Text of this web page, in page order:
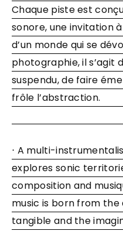
Chaque piste est
sonore, une invitation
d’un monde qui se
photographie, il s’agit
suspendu, de faire
frôle l’abstraction.
⋅ A multi-
explores sonic
composition and
music is born from
tangible and the